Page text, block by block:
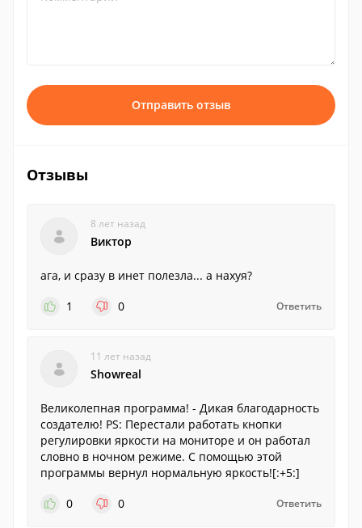
Отправить отзыв
Отзывы
8 лет назад
Виктор
ага, и сразу в инет полезла... а нахуя?
1
0 Ответить
11 лет назад
Showreal
Великолепная программа! - Дикая благодарность
создателю! PS: Перестали работать кнопки
регулировки яркости на мониторе и он работал
словно в ночном режиме. С помощью этой
программы вернул нормальную яркость![:+5:]
0
0 Ответить